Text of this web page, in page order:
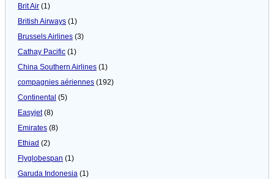
Brit Air (1)
British Airways (1)
Brussels Airlines (3)
Cathay Pacific (1)
China Southern Airlines (1)
compagnies aériennes (192)
Continental (5)
Easyjet(8)
Emirates (8)
Ethiad (2)
Flyglobespan (1)
Garuda Indonesia (1)